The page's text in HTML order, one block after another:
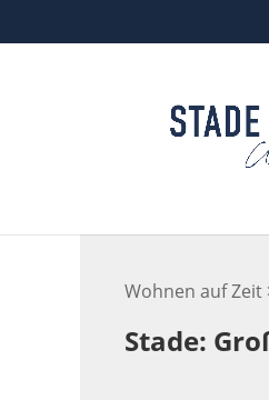
Wohnen auf Zeit
Stade: